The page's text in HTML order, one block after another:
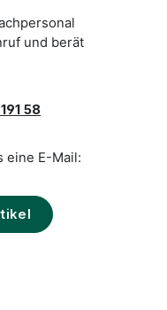
und berät
58
eine E-Mail: